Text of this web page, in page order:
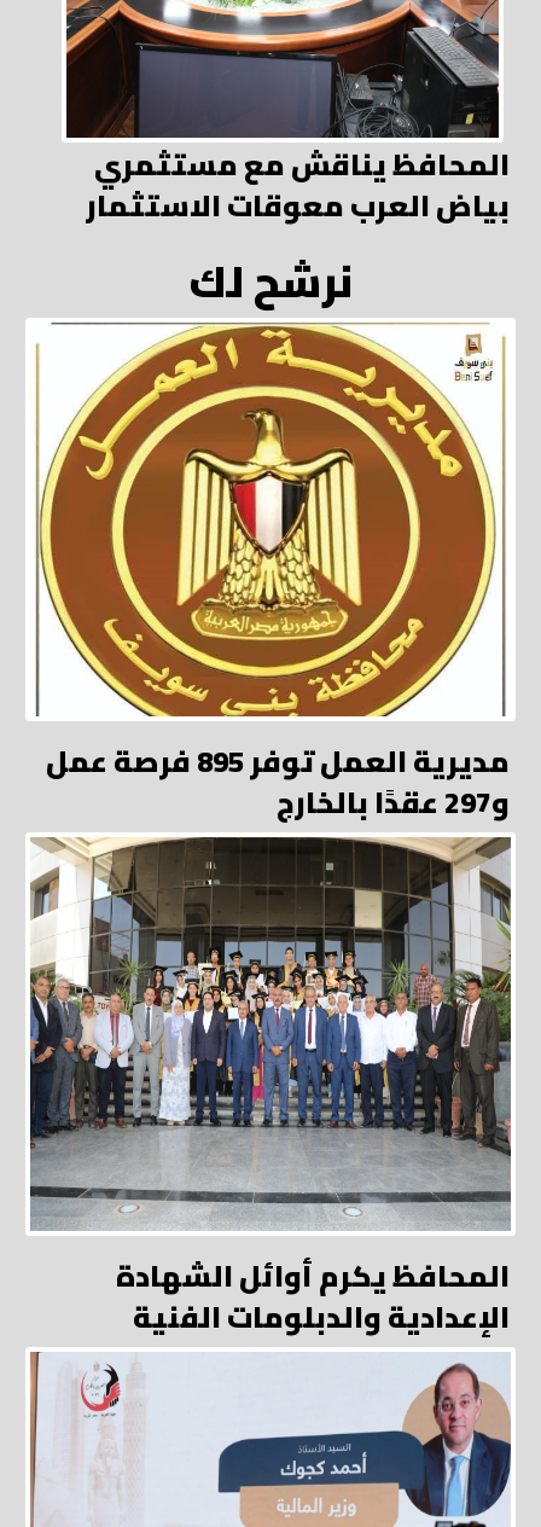
المحافظ يناقش مع مستثمري
بياض العرب معوقات الاستثمار
نرشح لك
مديرية العمل توفر 895 فرصة عمل
و297 عقدًا بالخارج
المحافظ يكرم أوائل الشهادة
الإعدادية والدبلومات الفنية